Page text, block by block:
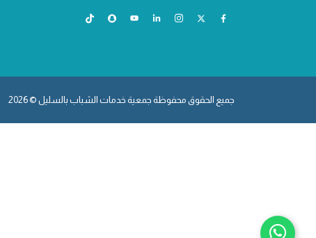
جميع الحقوق محفوظة جمعية خدمات الشباب بالسليل © 2026